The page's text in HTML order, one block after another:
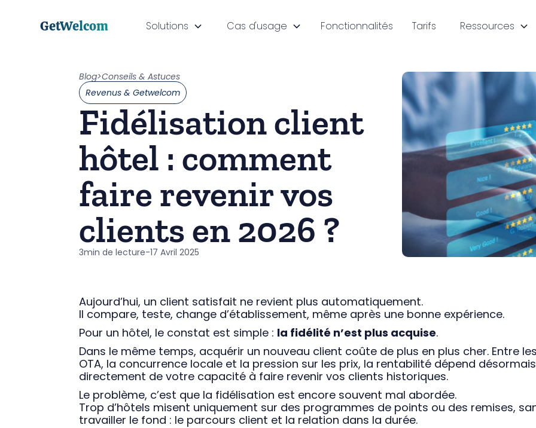
GetWelcom Solutions Cas d'usage Fonctionnalités Tarifs Ressources
Blog>Conseils & Astuces
Revenus & Getwelcom
Fidélisation client
hôtel : comment
faire revenir vos
clients en 2026 ?
3min de lecture-17 Avril 2025
Aujourd’hui, un client satisfait ne revient plus automatiquement.
Il compare, teste, change d’établissement, même après une bonne expérience.
Pour un hôtel, le constat est simple : la fidélité n’est plus acquise.
Dans le même temps, acquérir un nouveau client coûte de plus en plus cher. Entre
OTA, la concurrence locale et la pression sur les prix, la rentabilité dépend désormais
directement de votre capacité à faire revenir vos clients historiques.
Le problème, c’est que la fidélisation est encore souvent mal abordée.
Trop d’hôtels misent uniquement sur des programmes de points ou des remises,
travailler le fond : le parcours client et la relation dans la durée.